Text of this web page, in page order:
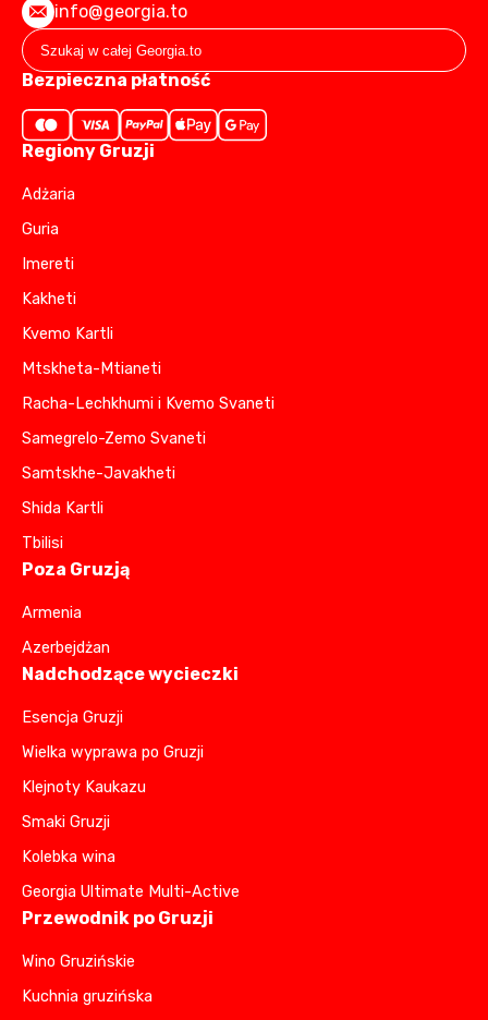
info@georgia.to
Bezpieczna płatność
Regiony Gruzji
Adżaria
Guria
Imereti
Kakheti
Kvemo Kartli
Mtskheta-Mtianeti
Racha-Lechkhumi i Kvemo Svaneti
Samegrelo-Zemo Svaneti
Samtskhe-Javakheti
Shida Kartli
Tbilisi
Poza Gruzją
Armenia
Azerbejdżan
Nadchodzące wycieczki
Esencja Gruzji
Wielka wyprawa po Gruzji
Klejnoty Kaukazu
Smaki Gruzji
Kolebka wina
Georgia Ultimate Multi-Active
Przewodnik po Gruzji
Wino Gruzińskie
Kuchnia gruzińska